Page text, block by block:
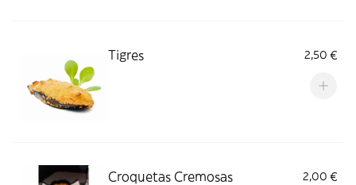
Tigres 2,50 €
Croquetas Cremosas 2,00 €